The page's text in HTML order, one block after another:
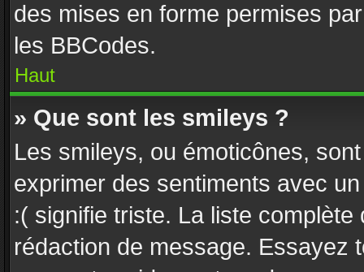
des mises en forme permises
les BBCodes.
Haut
» Que sont les smileys ?
Les smileys, ou émoticônes,
exprimer des sentiments avec
:( signifie triste. La liste
rédaction de message. Essayez